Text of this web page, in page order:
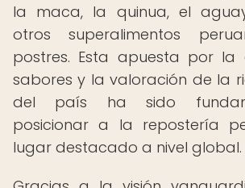
la maca, la quinua, el
otros superalimentos
postres. Esta apuesta por la
sabores y la valoración de la
del país ha sido
posicionar a la repostería
lugar destacado a nivel global.